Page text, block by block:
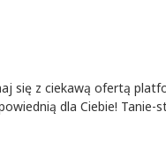
się z ciekawą ofertą
dla Ciebie!